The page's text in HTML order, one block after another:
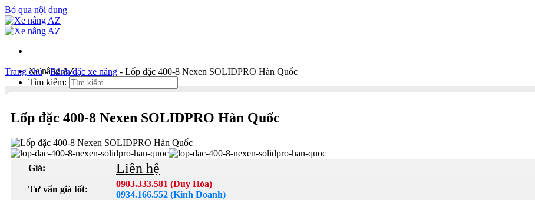
Bỏ qua nội dung
Xe nâng AZ
Tìm kiếm:
Duy Hòa
0903 333 581
Kinh Doanh
0934 166 552
Bản đồ
Trang chủ-Bánh đặc xe nâng - Lốp đặc 400-8 Nexen SOLIDPRO Hàn Quốc
Lốp đặc 400-8 Nexen SOLIDPRO Hàn Quốc
Giá: Liên hệ
Tư vấn giá tốt:
0903.333.581 (Duy Hòa)
0934.166.552 (Kinh Doanh)